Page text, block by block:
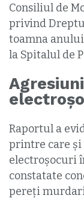
Consiliul de
privind
toamna
la Spitalul de
Raportul a
printre care
electroșocuri
constatate
pereți